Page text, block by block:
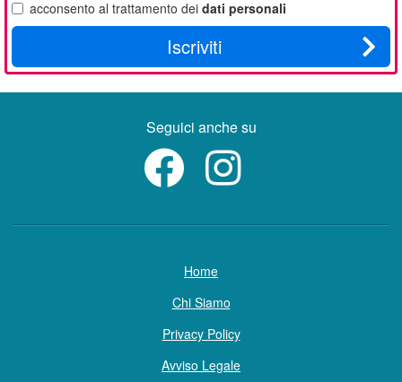
acconsento al trattamento dei dati personali
Iscriviti
Seguici anche su
Home
Chi Siamo
Privacy Policy
Avviso Legale